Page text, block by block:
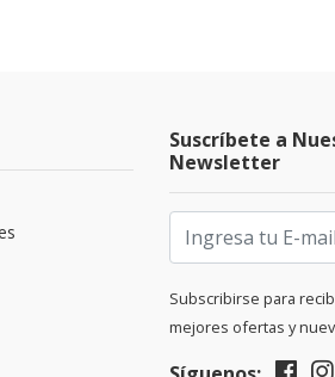
Suscríbete a
Newsletter
Subscribirse para
mejores ofertas y